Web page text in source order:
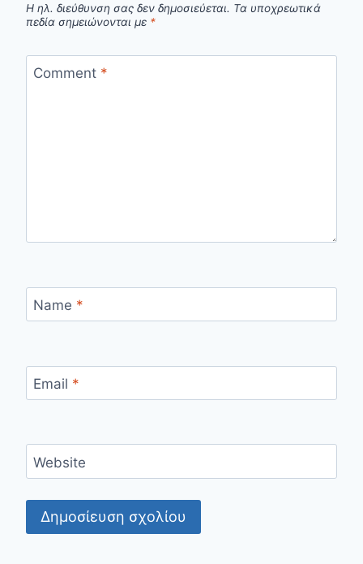
Η ηλ. διεύθυνση σας δεν δημοσιεύεται. Τα υποχρεωτικά
πεδία σημειώνονται με *
Comment *
Name *
Email *
Website